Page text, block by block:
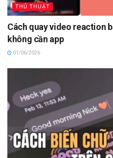
THỦ THUẬT
Cách quay video reaction
không cần app
01/06/2026